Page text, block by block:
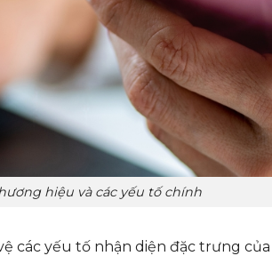
hiệu và các yếu tố chính
các yếu tố nhận diện đặc trưng